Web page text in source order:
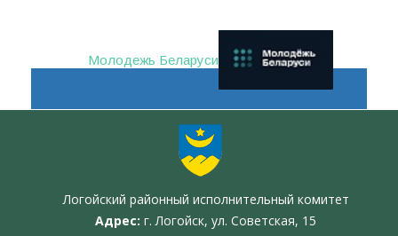
Молодежь Беларуси
Логойский районный исполнительный комитет
Адрес: г. Логойск, ул. Советская, 15